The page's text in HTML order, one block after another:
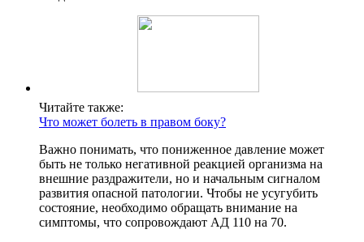
Читайте также:
Что может болеть в правом боку?
Важно понимать, что пониженное давление может
быть не только негативной реакцией организма на
внешние раздражители, но и начальным сигналом
развития опасной патологии. Чтобы не усугубить
состояние, необходимо обращать внимание на
симптомы, что сопровождают АД 110 на 70.